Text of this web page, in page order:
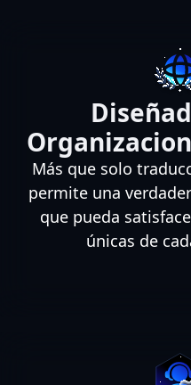
Más que solo
permite una
que pueda
únicas de